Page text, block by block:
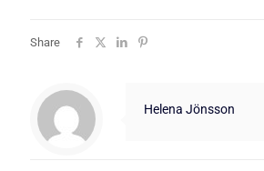
Share
Helena Jönsson